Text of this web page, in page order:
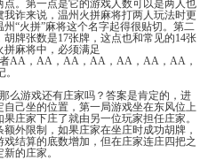
。第一点是它的游戏人数可以是两人也
诈来说，温州火拼麻将打两人玩法时更
“火拼”麻将这个名字起得很贴切。第二
牌张数是17张牌，这点也和常见的14张
麻将中，必须满足
AA，AA，AA，AA，AA，AA，AA，
么游戏还有庄家吗？答案是肯定的，进
己坐的位置，第一局游戏坐在东风位上
庄家下庄了就由另一位玩家担任庄家。
外限制，如果庄家在坐庄时成功胡牌，
结算的底数增加，但在庄家连庄四把之
的庄家。